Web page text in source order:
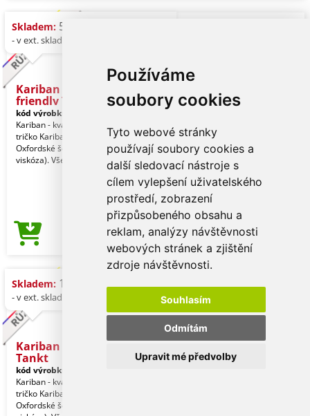
Používáme
soubory cookies
Tyto webové stránky
používají soubory cookies a
další sledovací nástroje s
cílem vylepšení uživatelského
prostředí, zobrazení
přizpůsobeného obsahu a
reklam, analýzy návštěvnosti
webových stránek a zjištění
zdroje návštěvnosti.
Souhlasím
Odmítám
Upravit mé předvolby
Skladem: 57 ks (černá)
- v ext. skladu: 797 ks
Kariban Ladies’ Eco-
friendly T
kód výrobku:
Kariban - kvalitní značkové dámské
tričko Kariban 100% bavlna (kromě
Oxfordské šedé: 90% bavlna a 10%
viskóza). Všechny
Cena od81,50 Kč
Skladem: 1 ks (modrá)
- v ext. skladu: 962 ks
Kariban Eco-friendly Men
Tankt
kód výrobku:
Kariban - kvalitní značkové pánské
tričko Kariban 100% bavlna (kromě
Oxfordské šedé: 90% bavlna a 10%